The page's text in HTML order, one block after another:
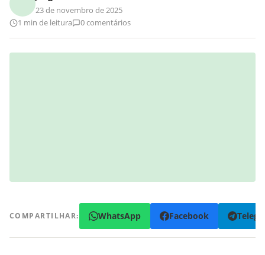
23 de novembro de 2025
1 min de leitura
0 comentários
COMPARTILHAR: WhatsApp Facebook